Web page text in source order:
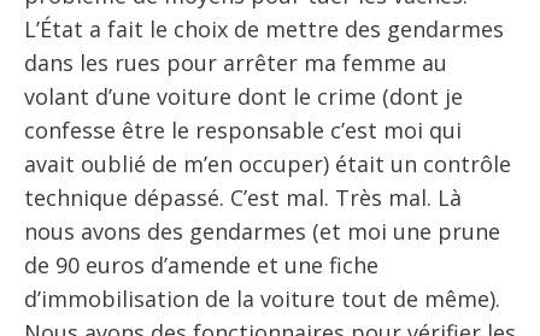
L’État a fait le choix de mettre des gendarmes
dans les rues pour arrêter ma femme au
volant d’une voiture dont le crime (dont je
confesse être le responsable c’est moi qui
avait oublié de m’en occuper) était un contrôle
technique dépassé. C’est mal. Très mal. Là
nous avons des gendarmes (et moi une prune
de 90 euros d’amende et une fiche
d’immobilisation de la voiture tout de même).